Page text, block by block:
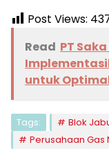
Post Views:
Read PT
untuk
Tags: Blok
Perusahaan Gas